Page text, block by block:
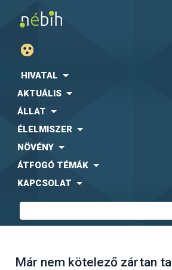
HIVATAL
AKTUÁLIS
ÁLLAT
ÉLELMISZER
NÖVÉNY
ÁTFOGÓ TÉMÁK
KAPCSOLAT
Már nem kötelező zártan